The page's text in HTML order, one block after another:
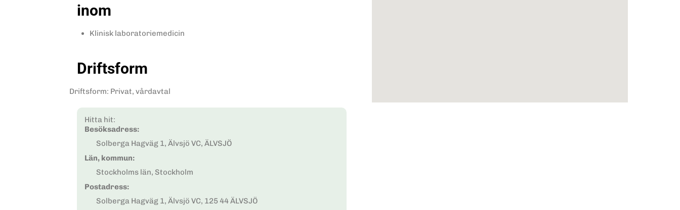
inom
Klinisk laboratoriemedicin
Driftsform
Driftsform: Privat, vårdavtal
Hitta hit:
Besöksadress:
Solberga Hagväg 1, Älvsjö VC, ÄLVSJÖ
Län, kommun:
Stockholms län, Stockholm
Postadress:
Solberga Hagväg 1, Älvsjö VC, 125 44 ÄLVSJÖ